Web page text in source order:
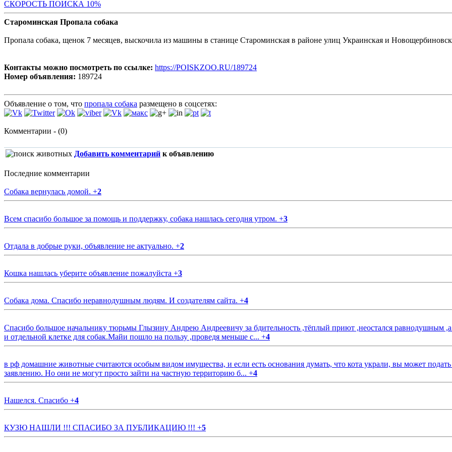
СКОРОСТЬ ПОИСКА 10%
Староминская Пропала собака
Пропала собака, щенок 7 месяцев, выскочила из машины в станице Староминская в районе улиц Украинская и
Контакты можно посмотреть по ссылке: https://POISKZOO.RU/189724
Номер объявления: 189724
Объявление о том, что пропала собака размещено в соцсетях:
Комментарии - (0)
Добавить комментарий к объявлению
Последние комментарии
Собака вернулась домой. +2
Всем спасибо большое за помощь и поддержку, собака нашлась сегодня утром. +3
Отдала в добрые руки, объявление не актуально. +2
Кошка нашлась уберите объявление пожалуйста +3
Собака дома. Спасибо неравнодушным людям. И создателям сайта. +4
Спасибо большое начальнику тюрьмы Глызину Андрею Андреевичу за бдительность ,тёплый приют ,неостался равнодушным
и отдельной клетке для собак.Майи пошло на пользу ,проведя меньше с... +4
в рф домашние животные считаются особым видом имущества, и если есть основания думать, что кота украли, вы может
заявлению. Но они не могут просто зайти на частную территорию б... +4
Нашелся. Спасибо +4
КУЗЮ НАШЛИ !!! СПАСИБО ЗА ПУБЛИКАЦИЮ !!! +5